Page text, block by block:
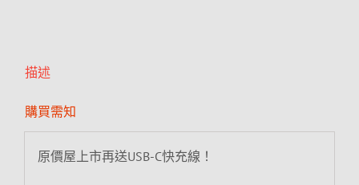
描述
購買需知
原價屋上市再送USB-C快充線！